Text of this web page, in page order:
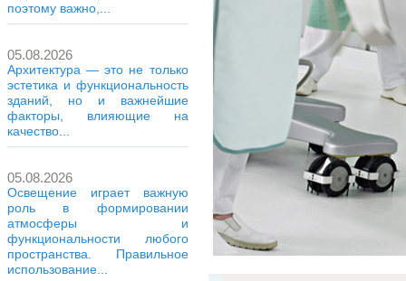
поэтому важно,...
05.08.2026
Архитектура — это не только
эстетика и функциональность
зданий, но и важнейшие
факторы, влияющие на
качество...
05.08.2026
Освещение играет важную
роль в формировании
атмосферы и
функциональности любого
пространства. Правильное
использование...